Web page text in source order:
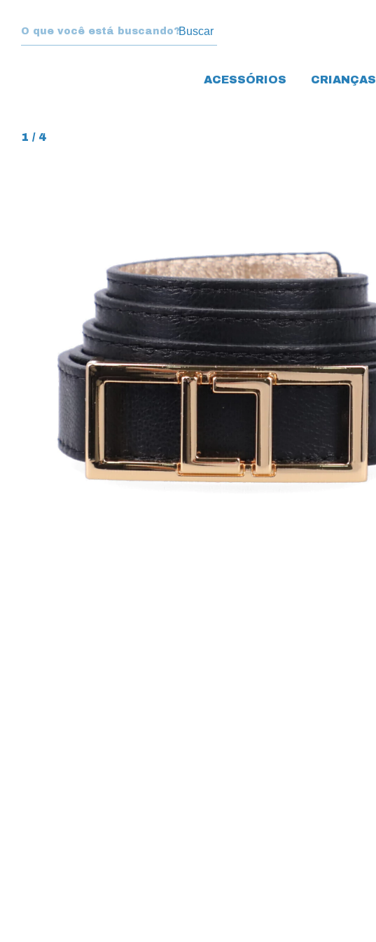
Buscar
ACESSÓRIOS CRIANÇAS
1 / 4